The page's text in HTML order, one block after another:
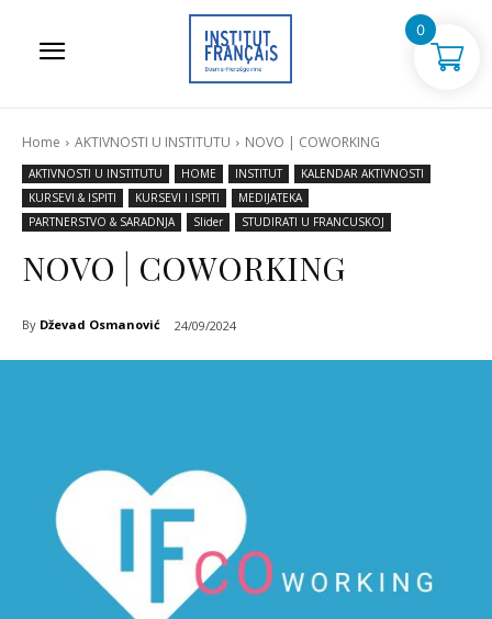
Home AKTIVNOSTI U INSTITUTU NOVO | COWORKING
AKTIVNOSTI U INSTITUTU HOME INSTITUT
KALENDAR AKTIVNOSTI
KURSEVI & ISPITI
KURSEVI I ISPITI
MEDIJATEKA
PARTNERSTVO & SARADNJA
Slider STUDIRATI U FRANCUSKOJ
NOVO | COWORKING
By Dževad Osmanović 24/09/2024
0